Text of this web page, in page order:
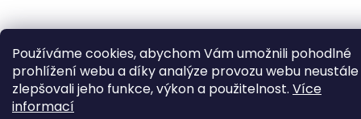
Používáme cookies, abychom Vám umožnili pohodlné
prohlížení webu a díky analýze provozu webu neustále
zlepšovali jeho funkce, výkon a použitelnost. Více
informací